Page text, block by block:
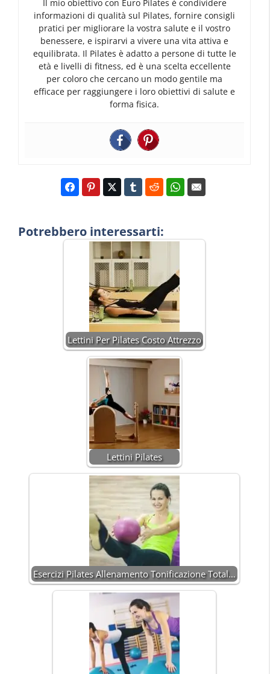
Il mio obiettivo con Euro Pilates è condividere
informazioni di qualità sul Pilates, fornire consigli
pratici per migliorare la vostra salute e il vostro
benessere, e ispirarvi a vivere una vita attiva e
equilibrata. Il Pilates è adatto a persone di tutte le
età e livelli di fitness, ed è una scelta eccellente
per coloro che cercano un modo gentile ma
efficace per raggiungere i loro obiettivi di salute e
forma fisica.
Potrebbero interessarti:
Lettini Per Pilates Costo Attrezzo
Lettini Pilates
Esercizi Pilates Allenamento Tonificazione Total…